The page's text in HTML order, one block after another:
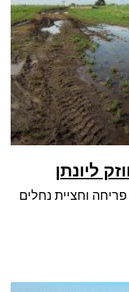
ליונתן
וחציית נחלים